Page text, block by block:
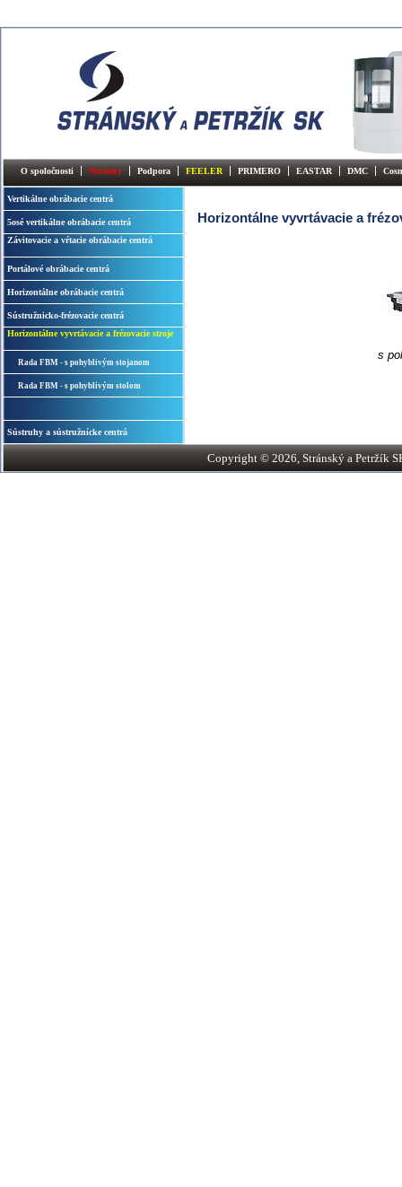
O spoločnosti Novinky Podpora FEELER PRIMERO EASTAR DMC
Vertikálne obrábacie centrá
5osé vertikálne obrábacie centrá
Závitovacie a vŕtacie obrábacie centrá
Portálové obrábacie centrá
Horizontálne obrábacie centrá
Sústružnicko-frézovacie centrá
Horizontálne vyvrtávacie a frézovacie stroje
Rada FBM - s pohyblivým stojanom
Rada FBM - s pohyblivým stolom
Sústruhy a sústružnícke centrá
Horizontálne vyvrtávacie a
s
Copyright © 2026, Stránský a Petržík